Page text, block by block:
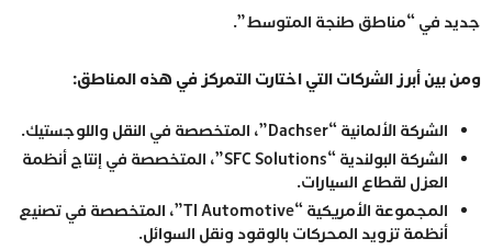
جديد في “مناطق طنجة المتوسط”.
ومن بين أبرز الشركات التي اختارت التمركز في هذه المناطق:
الشركة الألمانية “Dachser”، المتخصصة في النقل واللوجستيك.
الشركة البولندية “SFC Solutions”، المتخصصة في إنتاج أنظمة
العزل لقطاع السيارات.
المجموعة الأمريكية “TI Automotive”، المتخصصة في تصنيع
أنظمة تزويد المحركات بالوقود ونقل السوائل.